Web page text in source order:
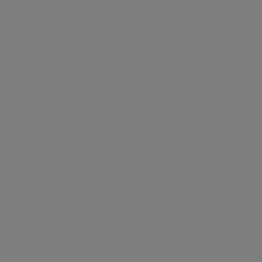
« Un lieu public, où l'on cultive des
afin que les jeunes étudiants puissent,
Que ne devriez-vous pas manquer si
usages ethnobotaniques traditionnels, si
Cycadales, les Ficus, les Palmiers, les